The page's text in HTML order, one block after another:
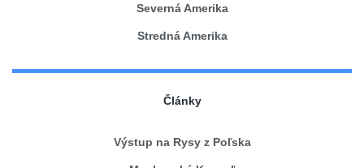
Severná Amerika
Stredná Amerika
Články
Výstup na Rysy z Poľska